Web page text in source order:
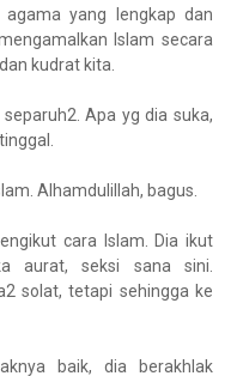
yang lengkap dan
Islam secara
kudrat kita.
Apa yg dia suka,
Alhamdulillah, bagus.
cara Islam. Dia ikut
aurat, seksi sana sini.
solat, tetapi sehingga ke
baik, dia berakhlak